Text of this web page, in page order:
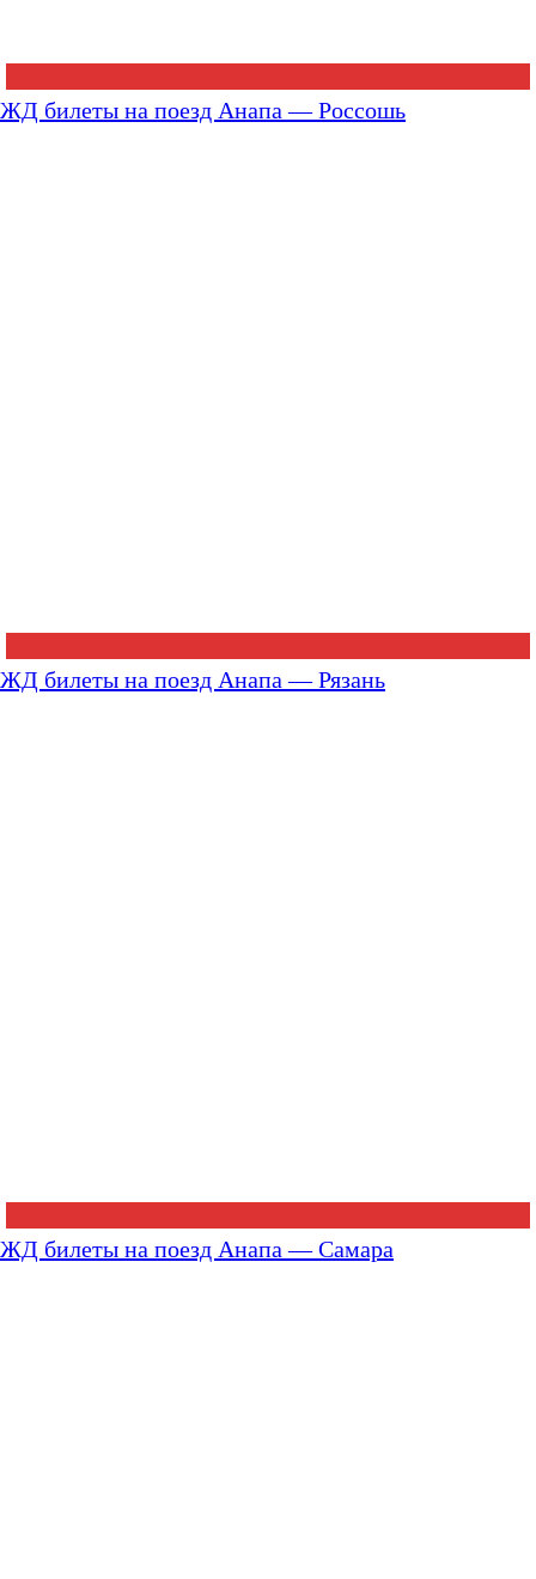
ЖД билеты на поезд Анапа — Россошь
ЖД билеты на поезд Анапа — Рязань
ЖД билеты на поезд Анапа — Самара